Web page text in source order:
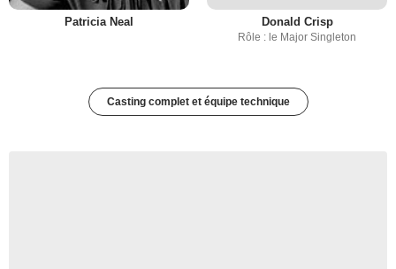
Patricia Neal Donald Crisp
Rôle : le Major Singleton
Casting complet et équipe technique